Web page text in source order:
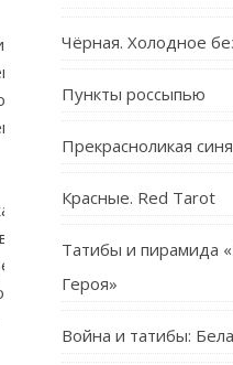
Чёрная. Холодное
Пункты россыпью
Прекрасноликая
Красные. Red Tarot
Татибы и пирамида
Героя»
Война и татибы: